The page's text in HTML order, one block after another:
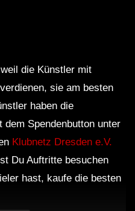
die Künstler mit
sie am besten
haben die
Spendenbutton unter
Klubnetz Dresden e.V.
Du Auftritte besuchen
hast, kaufe die besten